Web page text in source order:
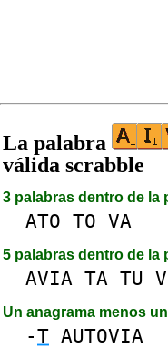
La palabra
válida scrabble
3 palabras dentro de la
ATO TO VA
5 palabras dentro de la
AVIA TA TU
Un anagrama menos
-T AUTOVIA